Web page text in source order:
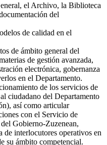
el Archivo, la Biblioteca
del
de calidad en el
de ámbito general del
de gestión avanzada,
electrónica, gobernanza
en el Departamento.
de los servicios de
ciudadano del Departamento
así como articular
con el Servicio de
Gobierno-Zuzenean,
de interlocutores operativos en
su ámbito competencial.